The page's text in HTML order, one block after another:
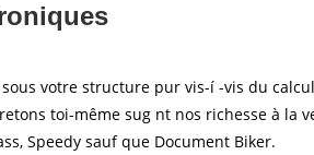
votre structure pur vis-í -vis du
toi-même sug nt nos richesse à la
Speedy sauf que Document Biker.